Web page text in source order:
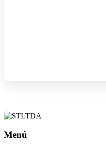
Menú